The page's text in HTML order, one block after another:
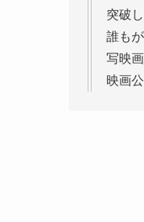
突破
誰も
写映画
映画